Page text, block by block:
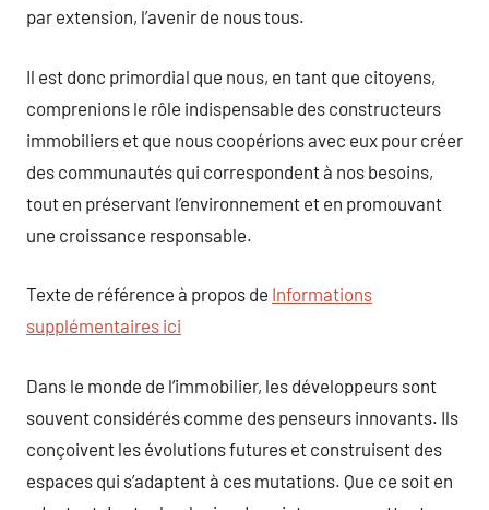
par extension, l’avenir de nous tous.
Il est donc primordial que nous, en tant que citoyens,
comprenions le rôle indispensable des constructeurs
immobiliers et que nous coopérions avec eux pour créer
des communautés qui correspondent à nos besoins,
tout en préservant l’environnement et en promouvant
une croissance responsable.
Texte de référence à propos de Informations
supplémentaires ici
Dans le monde de l’immobilier, les développeurs sont
souvent considérés comme des penseurs innovants. Ils
conçoivent les évolutions futures et construisent des
espaces qui s’adaptent à ces mutations. Que ce soit en